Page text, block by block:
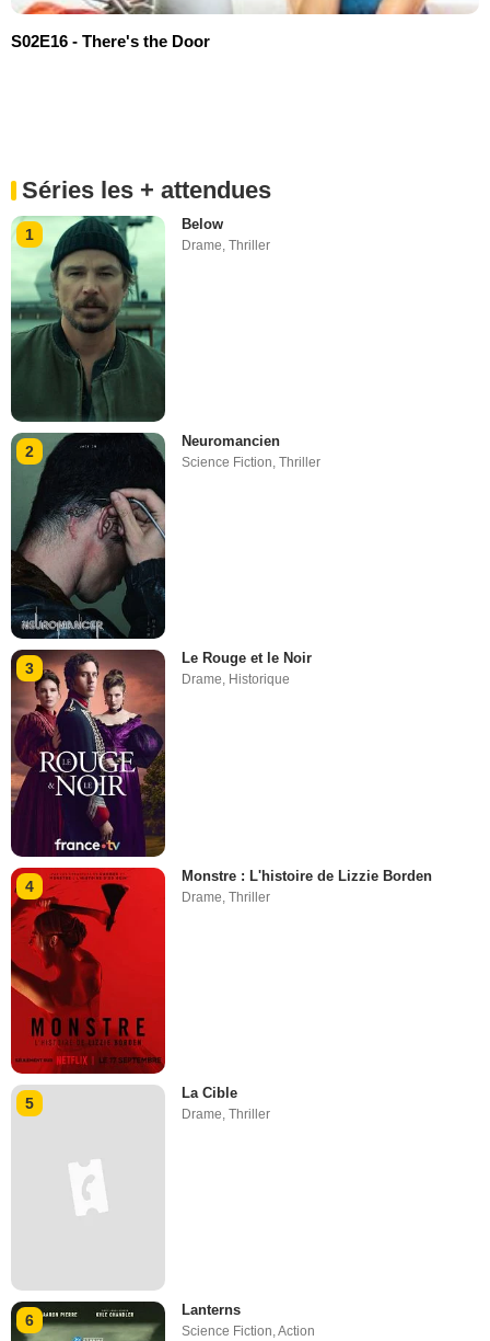
S02E16 - There's the Door
Séries les + attendues
1
Below
Drame ,Thriller
2
Neuromancien
Science Fiction,Thriller
3
Le Rouge et le Noir
Drame, Historique
4
Monstre : L'histoire de Lizzie Borden
Drame ,Thriller
5
La Cible
Drame,Thriller
6
Lanterns
Science Fiction,Action